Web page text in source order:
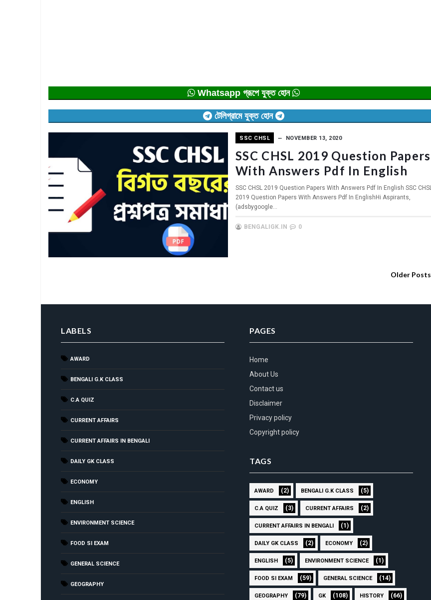
Whatsapp গ্রূপে যুক্ত হোন
টেলিগ্রামে যুক্ত হোন
SSC CHSL NOVEMBER 13, 2020
SSC CHSL 2019 Question Papers
With Answers Pdf In English
SSC CHSL 2019 Question Papers With Answers Pdf In English SSC CHSL
2019 Question Papers With Answers Pdf In EnglishHi Aspirants,
(adsbygoogle...
BENGALIGK.IN 0
Older Posts
LABELS
AWARD
BENGALI G.K CLASS
C.A QUIZ
CURRENT AFFAIRS
CURRENT AFFAIRS IN BENGALI
DAILY GK CLASS
ECONOMY
ENGLISH
ENVIRONMENT SCIENCE
FOOD SI EXAM
GENERAL SCIENCE
GEOGRAPHY
PAGES
Home
About Us
Contact us
Disclaimer
Privacy policy
Copyright policy
TAGS
AWARD (2) BENGALI G.K CLASS (5)
C.A QUIZ (3) CURRENT AFFAIRS (2)
CURRENT AFFAIRS IN BENGALI (1)
DAILY GK CLASS (2) ECONOMY (2)
ENGLISH (5) ENVIRONMENT SCIENCE (1)
FOOD SI EXAM (59) GENERAL SCIENCE (14)
GEOGRAPHY (79) GK (108) HISTORY (66)